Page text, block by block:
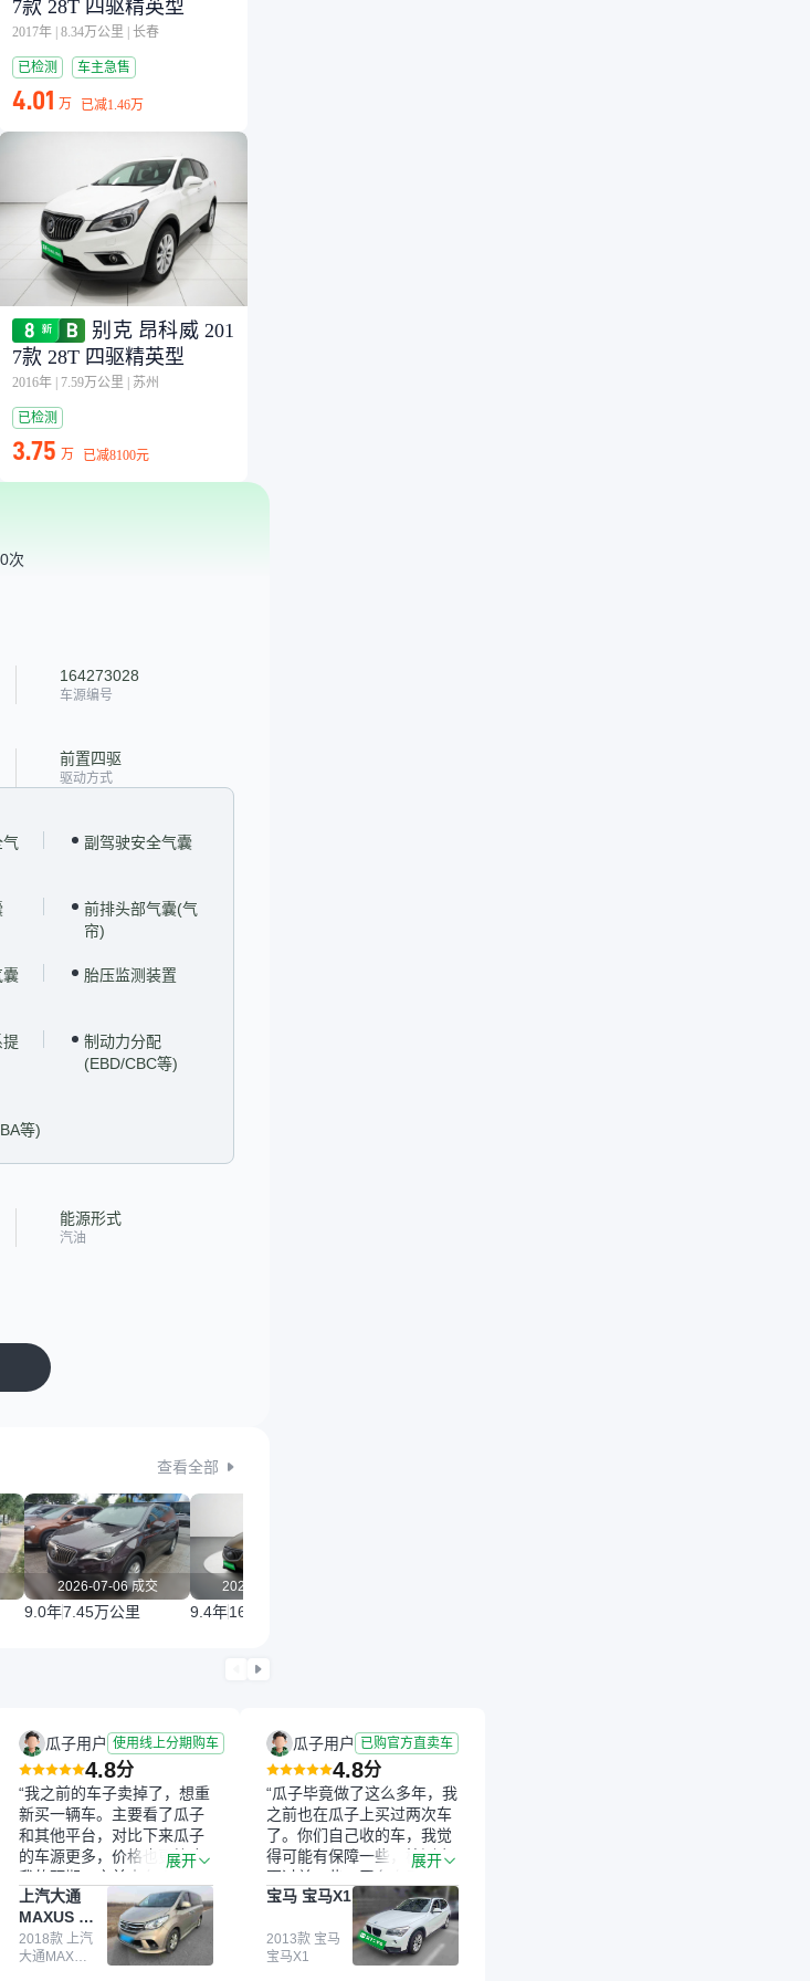
7款 28T 四驱精英型
2017年 8.34万公里 长春
已检测 车主急售
4.01 万 已减1.46万
别克 昂科威 201
7款 28T 四驱精英型
2016年 7.59万公里 苏州
已检测
3.75 万 已减8100元
次
164273028
车源编号
前置四驱
驱动方式
副驾驶安全气囊
前排头部气囊(气
帘)
囊
胎压监测装置
提
制动力分配
(EBD/CBC等)
等)
能源形式
汽油
查看全部
2026-07-06 成交
9.0年7.45万公里
2026-07-02 成交
9.4年16.43万公里
瓜子用户 使用线上分期购车
4.8分
“我之前的车子卖掉了，想重
新买一辆车。主要看了瓜子
和其他平台，对比下来瓜子
的车源更多，价格也更符合
我的预期。之前卖车来过瓜
子，虽然价格没谈成，但
APP一直留着。瓜子毕竟是
大平台，整体印象还好。我
最终买了一台上汽大通，18
展开
上汽大通
MAXUS 大
通G10
2018款 上汽
大通MAXUS
瓜子用户 已购官方直卖车
4.8分
“瓜子毕竟做了这么多年，我
之前也在瓜子上买过两次车
了。你们自己收的车，我觉
得可能有保障一些，检测会
更过关一些。平台自己收上
来再卖的车，应该更可靠。
我买的是宝马X1，主要看中
它的价格和公里数比较合
适。另外，瓜子承诺无火
展开
宝马 宝马X1
2013款 宝马
宝马X1